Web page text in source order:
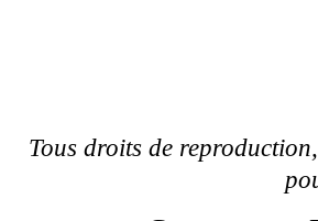
Tous droits de